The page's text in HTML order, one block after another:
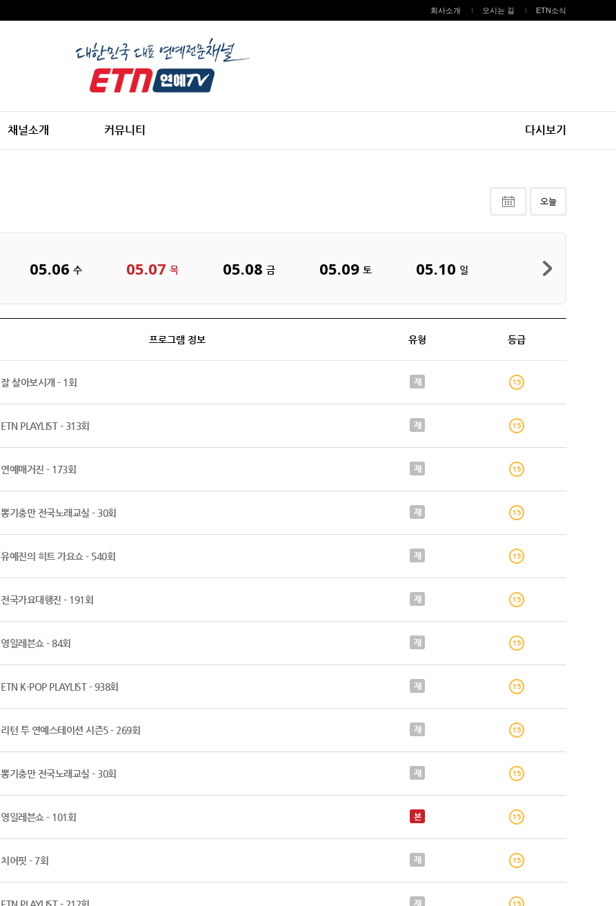
회사소개 오시는 길 ETN소식
채널소개 커뮤니티 다시보기
오늘
05.06 수 05.07 목 05.08 금 05.09 토 05.10 일
프로그램 정보 유형 등급
잘 살아보시개 - 1회 재
ETN PLAYLIST - 313회 재
연예매거진 - 173회 재
뽕기충만 전국노래교실 - 30회 재
유예진의 히트 가요쇼 - 540회 재
전국가요대행진 - 191회 재
영일레븐쇼 - 84회 재
ETN K-POP PLAYLIST - 938회 재
리턴 투 연예스테이션 시즌5 - 269회 재
뽕기충만 전국노래교실 - 30회 재
영일레븐쇼 - 101회 본
치어핏 - 7회 재
재